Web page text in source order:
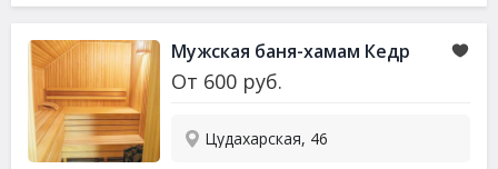
Мужская баня-хамам Кедр
От 600 руб.
Цудахарская, 46